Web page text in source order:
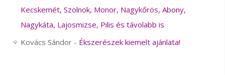
Kecskemét, Szolnok, Monor, Nagykőrös, Abony,
Nagykáta, Lajosmizse, Pilis és távolabb is
Kovács Sándor- Ékszerészek kiemelt ajánlata!